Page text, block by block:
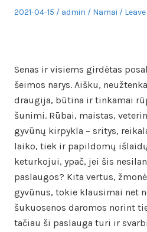
Posted
2021-04-15 Author
admin
Posted
Namai
Senas ir visiems girdėtas
šeimos narys. Aišku,
draugija, būtina ir tinkamai
šunimi. Rūbai, maistas,
gyvūnų kirpykla – sritys,
laiko, tiek ir papildomų
keturkojui, ypač, jei šis
paslaugos? Kita vertus,
gyvūnus, tokie klausimai net
šukuosenos daromos norint
tačiau ši paslauga turi ir